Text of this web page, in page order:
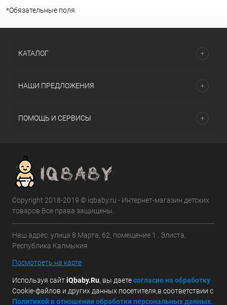
*Обязательные поля.
КАТАЛОГ
НАШИ ПРЕДЛОЖЕНИЯ
ПОМОЩЬ И СЕРВИСЫ
Copyright 2018-2019 © iqbaby.ru - Интернет-магазин детских
товаров Все права защищены.
Наш адрес: улица 8 Марта, 62, помещение 1 , Элиста,
Республика Калмыкия
Посмотреть на карте
Используя сайтiQbaby.Ru, вы даетесогласие на обработку
Cookie-файлов и других данных посетителя,в соответствии с
Политикой в отношении обработки персональных данных.